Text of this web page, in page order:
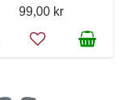
99,00 kr